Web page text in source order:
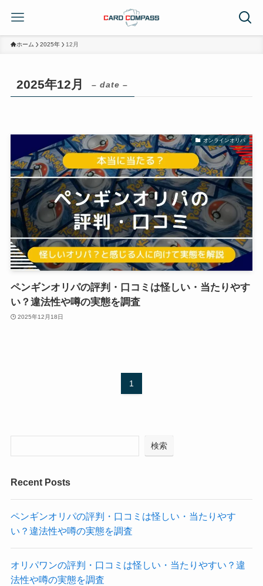
ホーム 2025年 12月
2025年12月 – date –
オンラインオリパ
ペンギンオリパの評判・口コミは怪しい・当たりやす
い？違法性や噂の実態を調査
2025年12月18日
1
検索
Recent Posts
ペンギンオリパの評判・口コミは怪しい・当たりやす
い？違法性や噂の実態を調査
オリパワンの評判・口コミは怪しい・当たりやすい？違
法性や噂の実態を調査